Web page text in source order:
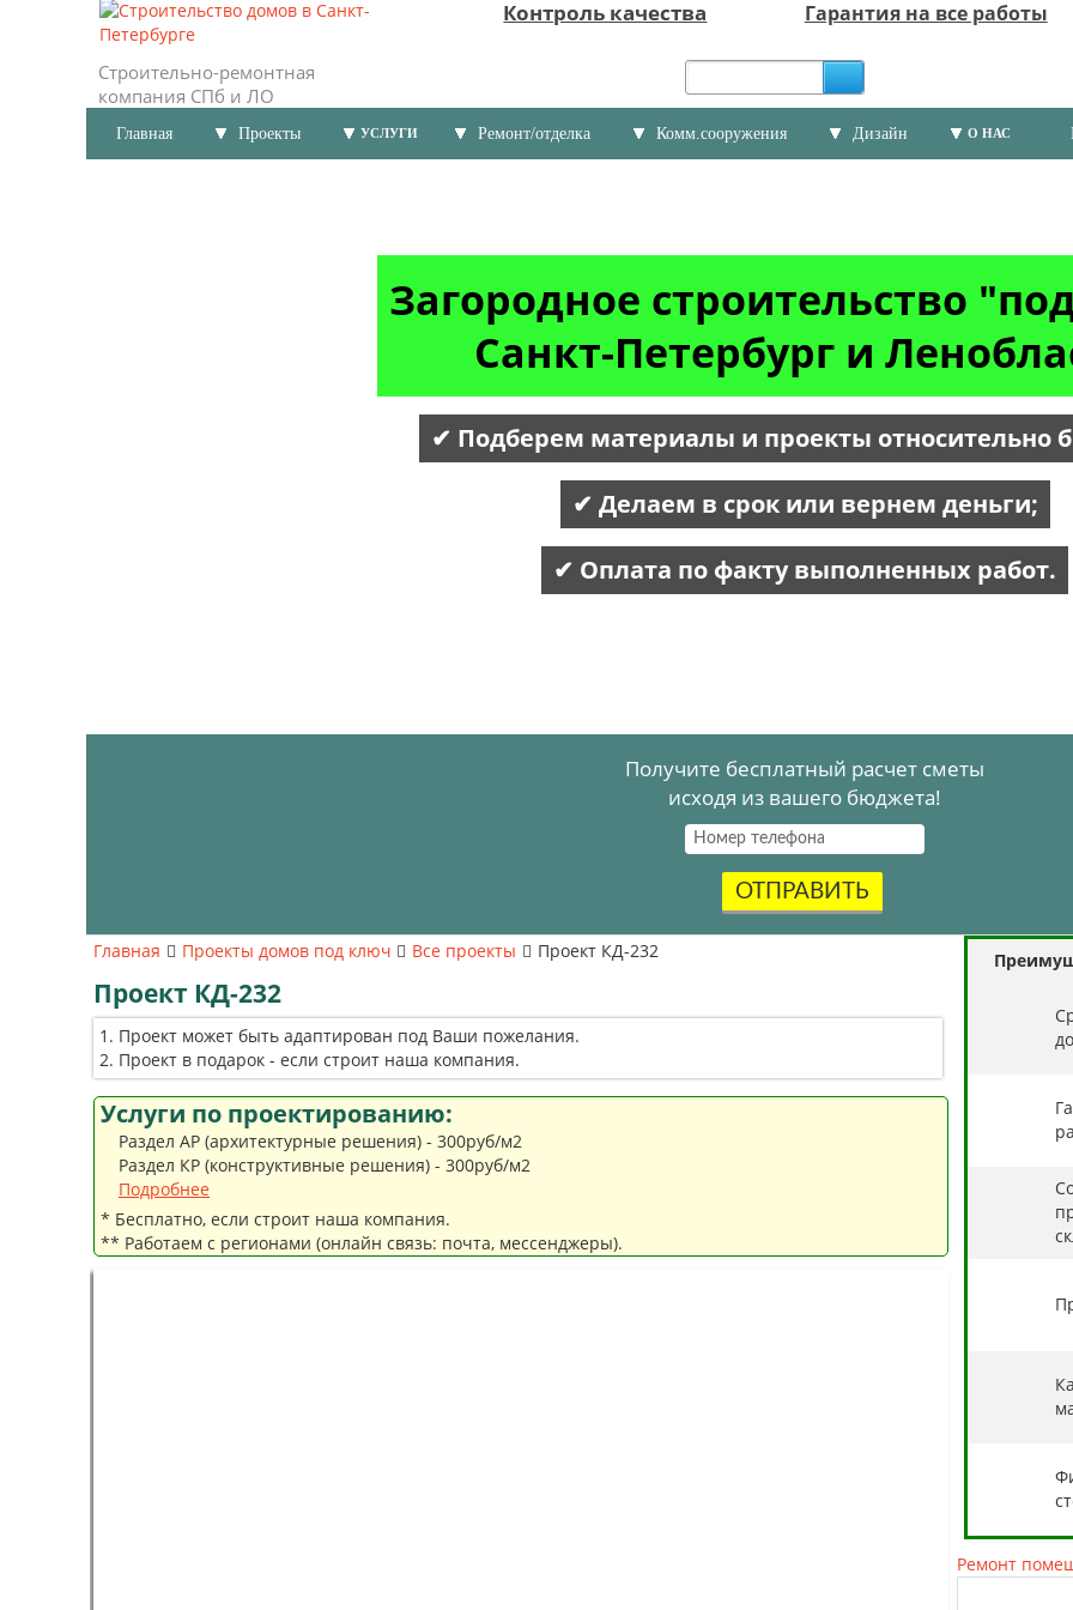
Контроль качества Гарантия на все работы
Строительно-ремонтная
компания СПб и ЛО
Главная Проекты УСЛУГИ Ремонт/отделка Комм.сооружения Дизайн О НАС
Загородное строительство
Санкт-Петербург и
✔ Подберем материалы и проекты относительно
✔ Делаем в срок или вернем деньги;
✔ Оплата по факту выполненных работ.
Получите бесплатный расчет сметы
исходя из вашего бюджета!
ОТПРАВИТЬ
Главная Проекты домов под ключ Все проекты Проект КД-232
Проект КД-232
Проект может быть адаптирован под Ваши пожелания.
Проект в подарок - если строит наша компания.
Услуги по проектированию:
Раздел АР (архитектурные решения) - 300руб/м2
Раздел КР (конструктивные решения) - 300руб/м2
Подробнее
* Бесплатно, если строит наша компания.
** Работаем с регионами (онлайн связь: почта, мессенджеры).
Ремонт